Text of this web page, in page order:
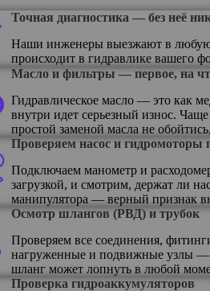
Точная диагностика — без неё
Наши инженеры выезжают в любую
происходит в гидравлике вашего
Масло и фильтры — первое, на
Гидравлическое масло — это как
внутри идет серьезный износ.
простой заменой масла не
Проверяем насос и гидромоторы
Подключаем манометр и
загрузкой, и смотрим, держат ли
манипулятора — верный признак
Осмотр шлангов (РВД) и трубок
Проверяем все соединения,
нагруженные и подвижные узлы —
шланг может лопнуть в любой
Проверка гидроаккумуляторов